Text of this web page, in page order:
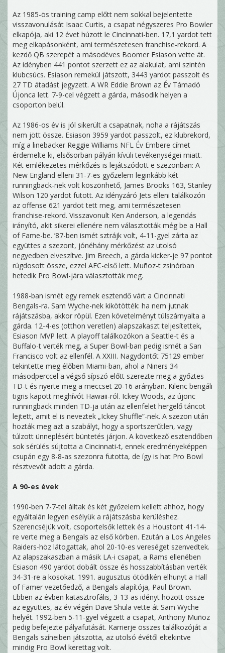
Az 1985-ös training camp előtt nem sokkal bejelentette
visszavonulását Isaac Curtis, a csapat négyszeres Pro Bowler
elkapója, aki 12 évet húzott le Cincinnati-ben. 17,1 yardot tett
meg elkapásonként, ami természetesen franchise-rekord. A
kezdő QB szerepét a másodéves Boomer Esiason vette át.
Az idényben 441 pontot szerzett ez az alakulat, ami szintén
klubcsúcs. Esiason remekül játszott, 3443 yardot passzolt és
27 TD átadást jegyzett. A WR Eddie Brown az Év Támadó
Újonca lett. 7-9-cel végzett a gárda, második helyen a
csoporton belül.
Az 1986-os év is jól sikerült a csapatnak, noha a rájátszás
nem jött össze. Esiason 3959 yardot passzolt, ez klubrekord,
míg a linebacker Reggie Williams NFL Év Embere címet
érdemelte ki, elsősorban pályán kívüli tevékenységei miatt.
Két emlékezetes mérkőzés is lejátszódott e szezonban: A
New England elleni 31-7-es győzelem leginkább két
runningback-nek volt köszönhető, James Brooks 163, Stanley
Wilson 120 yardot futott. Az idényzáró Jets elleni találkozón
az offense 621 yardot tett meg, ami természetesen
franchise-rekord. Visszavonult Ken Anderson, a legendás
irányító, akit sikerei ellenére nem választották még be a Hall
of Fame-be. ’87-ben ismét sztrájk volt, 4-11-gyel zárta az
együttes a szezont, jónéhány mérkőzést az utolsó
negyedben elveszítve. Jim Breech, a gárda kicker-je 97 pontot
rúgdosott össze, ezzel AFC-első lett. Muñoz-t zsinórban
hetedik Pro Bowl-jára választották meg.
1988-ban ismét egy remek esztendő várt a Cincinnati
Bengals-ra. Sam Wyche-nek kikötötték: ha nem jutnak
rájátszásba, akkor röpül. Ezen követelményt túlszárnyalta a
gárda. 12-4-es (otthon veretlen) alapszakaszt teljesítettek,
Esiason MVP lett. A playoff találkozókon a Seattle-t és a
Buffalo-t verték meg, a Super Bowl-ban pedig ismét a San
Francisco volt az ellenfél. A XXIII. Nagydöntőt 75129 ember
tekintette meg élőben Miami-ban, ahol a Niners 34
másodperccel a végső sípszó előtt szerezte meg a győztes
TD-t és nyerte meg a meccset 20-16 arányban. Kilenc bengáli
tigris kapott meghívót Hawaii-ról. Ickey Woods, az újonc
runningback minden TD-ja után az ellenfelet hergelő táncot
lejtett, amit el is neveztek „Ickey Shuffle”-nek. A szezon után
hozták meg azt a szabályt, hogy a sportszerűtlen, vagy
túlzott ünneplésért büntetés járjon. A következő esztendőben
sok sérülés sújtotta a Cincinnati-t, ennek eredményeképpen
csupán egy 8-8-as szezonra futotta, de így is hat Pro Bowl
résztvevőt adott a gárda.
A 90-es évek
1990-ben 7-7-tel álltak és két győzelem kellett ahhoz, hogy
egyáltalán legyen esélyük a rájátszásba kerüléshez.
Szerencséjük volt, csoportelsők lettek és a Houstont 41-14-
re verte meg a Bengals az első körben. Ezután a Los Angeles
Raiders-höz látogattak, ahol 20-10-es vereséget szenvedtek.
Az alapszakaszban a másik LA-i csapat, a Rams ellenében
Esiason 490 yardot dobált össze és hosszabbításban verték
34-31-re a kosokat. 1991. augusztus ötödikén elhunyt a Hall
of Famer vezetőedző, a Bengals alapítója, Paul Brown.
Ebben az évben katasztrofális, 3-13-as idényt hozott össze
az együttes, az év végén Dave Shula vette át Sam Wyche
helyét. 1992-ben 5-11-gyel végzett a csapat, Anthony Muñoz
pedig befejezte pályafutását. Karrierje összes találkozóját a
Bengals színeiben játszotta, az utolsó évétől eltekintve
mindig Pro Bowl kerettag volt.